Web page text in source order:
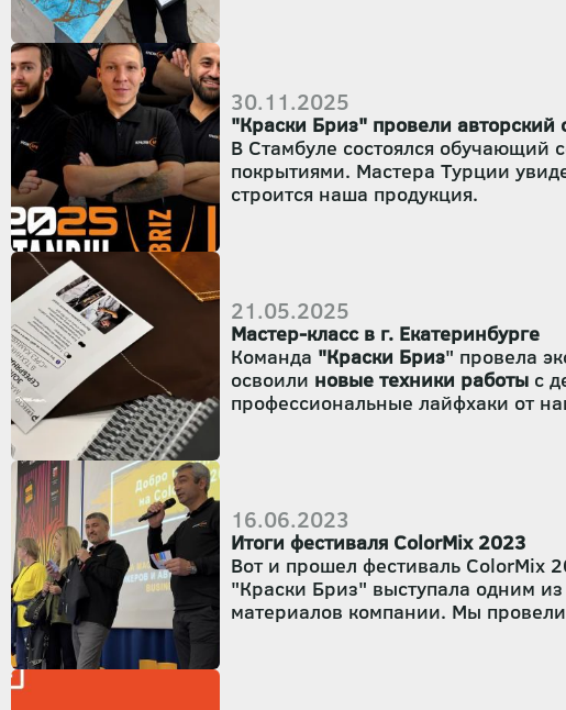
30.11.2025
"Краски Бриз" провели авторский
В Стамбуле состоялся обучающий
покрытиями. Мастера Турции
строится наша продукция.
21.05.2025
Мастер-класс в г. Екатеринбурге
Команда "Краски Бриз" провела
освоили новые техники работы с
профессиональные лайфхаки от
16.06.2023
Итоги фестиваля ColorMix 2023
Вот и прошел фестиваль ColorMix
"Краски Бриз" выступала одним
материалов компании. Мы